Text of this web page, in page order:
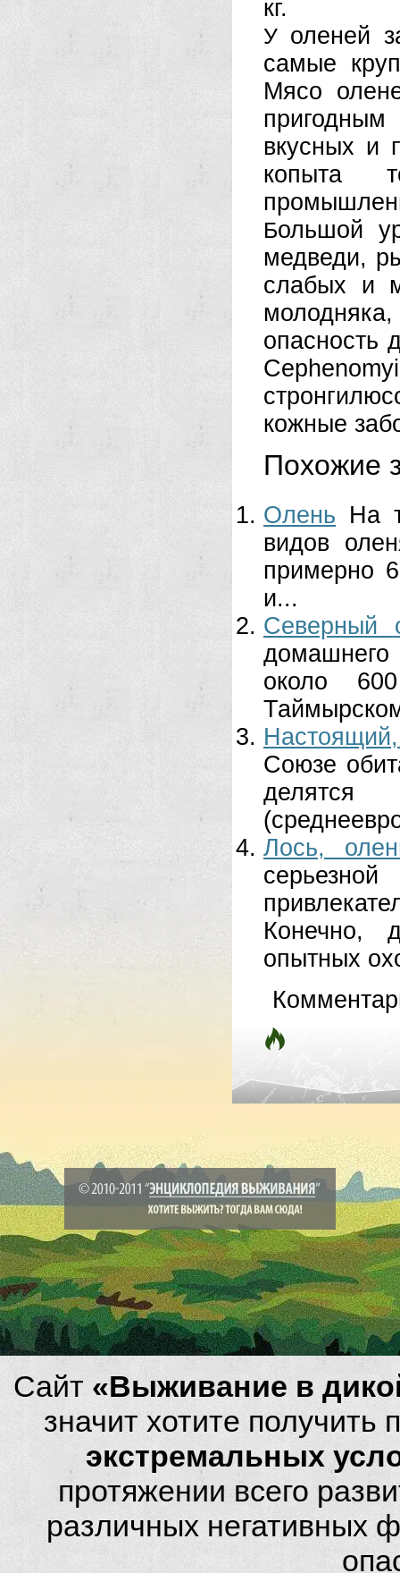
кг.
У оленей
самые
Мясо
вкусных и
копыта
Большой
медведи,
слабых и
опасность
кожные
Похожие
Олень На
видов
примерно
и...
Северный
домашнего
около
Союзе
Лось,
Конечно,
опытных
Сайт «Выживание в
значит хотите
экстремальных
протяжении всего
различных негативных